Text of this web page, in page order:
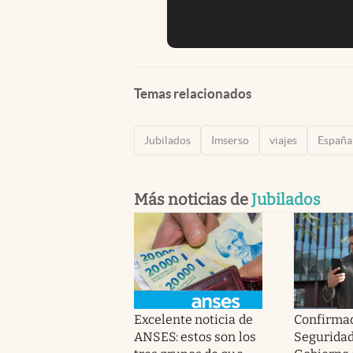
Temas relacionados
Jubilados Imserso viajes España
Más noticias deJubilados
Excelente noticia de
ANSES: estos son los